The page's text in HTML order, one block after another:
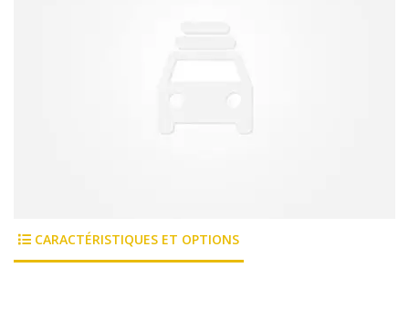
CARACTÉRISTIQUES ET OPTIONS